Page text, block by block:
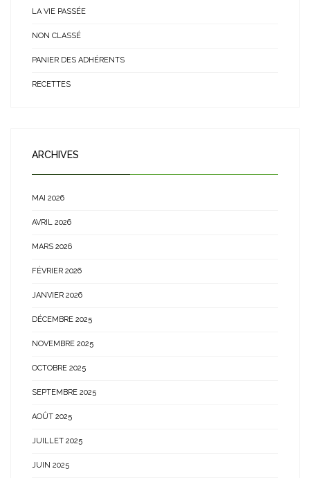
LA VIE PASSÉE
NON CLASSÉ
PANIER DES ADHÉRENTS
RECETTES
ARCHIVES
MAI 2026
AVRIL 2026
MARS 2026
FÉVRIER 2026
JANVIER 2026
DÉCEMBRE 2025
NOVEMBRE 2025
OCTOBRE 2025
SEPTEMBRE 2025
AOÛT 2025
JUILLET 2025
JUIN 2025